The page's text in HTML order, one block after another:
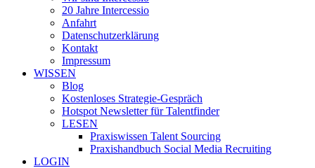
20 Jahre Intercessio
Anfahrt
Datenschutzerklärung
Kontakt
Impressum
WISSEN
Blog
Kostenloses Strategie-Gespräch
Hotspot Newsletter für Talentfinder
LESEN
Praxiswissen Talent Sourcing
Praxishandbuch Social Media Recruiting
LOGIN